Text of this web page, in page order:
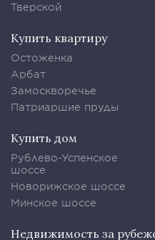
Тверской
Купить квартиру
Остоженка
Арбат
Замоскворечье
Патриаршие пруды
Купить дом
Рублево-Успенское
шоссе
Новорижское шоссе
Минское шоссе
Недвижимость за